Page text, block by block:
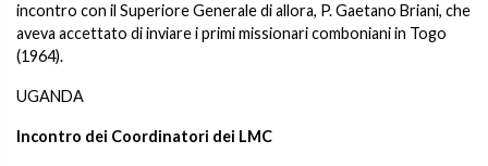
incontro con il Superiore Generale di allora, P. Gaetano Briani, che
aveva accettato di inviare i primi missionari comboniani in Togo
(1964).
UGANDA
Incontro dei Coordinatori dei LMC